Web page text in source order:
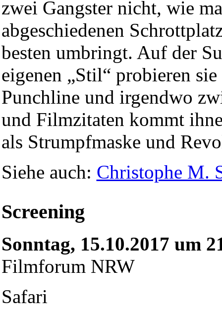
zwei Gangster nicht, wie
abgeschiedenen
besten umbringt. Auf der
eigenen „Stil“ probieren
Punchline und irgendwo
und Filmzitaten kommt
als Strumpfmaske und
Siehe auch: Christophe M.
Screening
Sonntag, 15.10.2017 um
Filmforum NRW
Safari